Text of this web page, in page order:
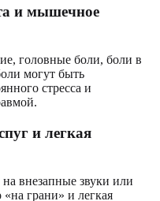
и мышечное
головные боли, боли в
могут быть
стресса и
и легкая
внезапные звуки или
грани» и легкая